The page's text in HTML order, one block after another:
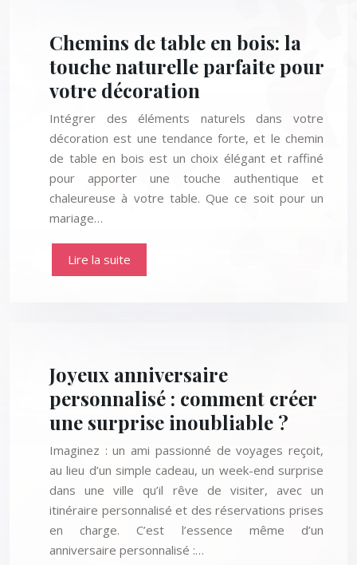
Chemins de table en bois: la
touche naturelle parfaite pour
votre décoration
Intégrer des éléments naturels dans votre
décoration est une tendance forte, et le chemin
de table en bois est un choix élégant et raffiné
pour apporter une touche authentique et
chaleureuse à votre table. Que ce soit pour un
mariage…
Lire la suite
Joyeux anniversaire
personnalisé : comment créer
une surprise inoubliable ?
Imaginez : un ami passionné de voyages reçoit,
au lieu d’un simple cadeau, un week-end surprise
dans une ville qu’il rêve de visiter, avec un
itinéraire personnalisé et des réservations prises
en charge. C’est l’essence même d’un
anniversaire personnalisé :…